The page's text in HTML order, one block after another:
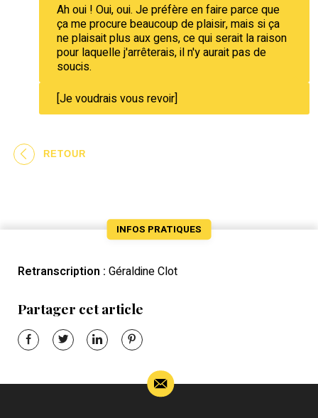
Ah oui ! Oui, oui. Je préfère en faire parce que
ça me procure beaucoup de plaisir, mais si ça
ne plaisait plus aux gens, ce qui serait la raison
pour laquelle j'arrêterais, il n'y aurait pas de
soucis.
[Je voudrais vous revoir]
RETOUR
INFOS PRATIQUES
Retranscription : Géraldine Clot
Partager cet article